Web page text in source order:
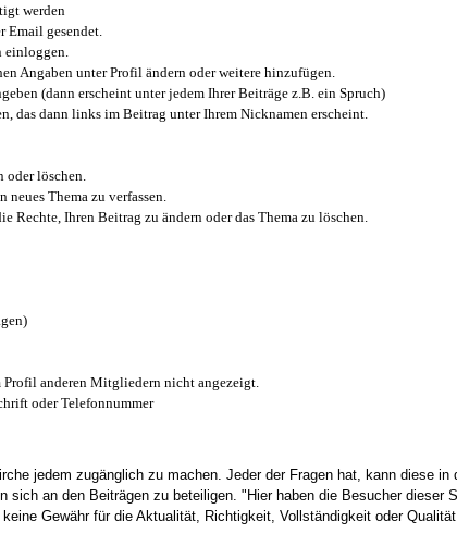
werden
Email gesendet.
Angaben unter Profil ändern oder weitere hinzufügen.
(dann erscheint unter jedem Ihrer Beiträge z.B. ein Spruch)
das dann links im Beitrag unter Ihrem Nicknamen erscheint.
löschen.
Thema zu verfassen.
Rechte, Ihren Beitrag zu ändern oder das Thema zu löschen.
anderen Mitgliedern nicht angezeigt.
oder Telefonnummer
jedem zugänglich zu machen. Jeder der Fragen hat, kann diese
sich an den Beiträgen zu beteiligen. "Hier haben die Besucher dieser
Gewähr für die Aktualität, Richtigkeit, Vollständigkeit oder